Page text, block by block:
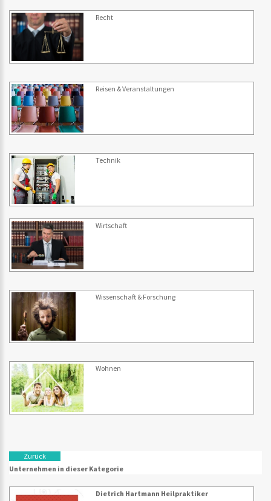
Recht
Reisen & Veranstaltungen
Technik
Wirtschaft
Wissenschaft & Forschung
Wohnen
Zurück
Unternehmen in dieser Kategorie
Dietrich Hartmann Heilpraktiker